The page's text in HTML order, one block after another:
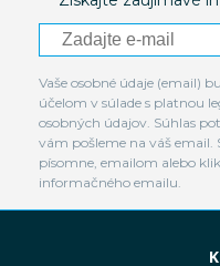
Vaše osobné údaje (email)
účelom v súlade s platnou
osobných údajov. Súhlas
vám pošleme na váš email.
písomne, emailom alebo
informačného emailu.